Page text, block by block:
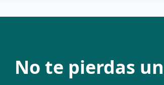
No te pierdas